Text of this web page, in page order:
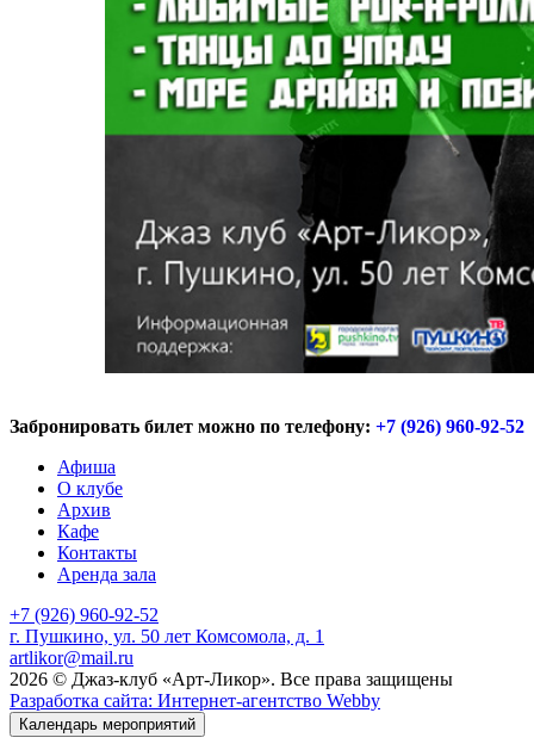
Забронировать билет можно по телефону: +7 (926) 960-92-52
Афиша
О клубе
Архив
Кафе
Контакты
Аренда зала
+7 (926) 960-92-52
г. Пушкино, ул. 50 лет Комсомола, д. 1
artlikor@mail.ru
2026 © Джаз-клуб «Арт-Ликор». Все права защищены
Разработка сайта: Интернет-агентство Webby
Календарь мероприятий